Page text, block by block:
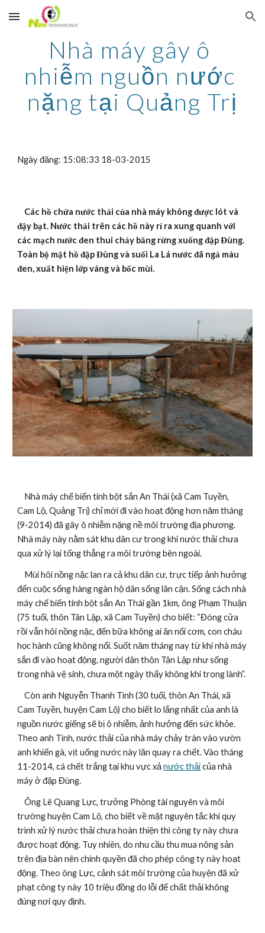
Skip to main content Skip to navigation
Nhà máy gây ô
nhiễm nguồn nước
nặng tại Quảng Trị
Ngày đăng: 15:08:33 18-03-2015
Các hồ chứa nước thải của nhà máy không được lót và
đậy bạt. Nước thải trên các hồ này rỉ ra xung quanh với
các mạch nước đen thui chảy băng rừng xuống đập Đùng.
Toàn bộ mặt hồ đập Đùng và suối La Lá nước đã ngả màu
đen, xuất hiện lớp váng và bốc mùi.
Cam Lộ, Quảng Trị) chỉ mới đi vào hoạt động hơn năm tháng
(9-2014) đã gây ô nhiễm nặng nề môi trường địa phương.
Nhà máy này nằm sát khu dân cư trong khi nước thải chưa
qua xử lý lại tống thẳng ra môi trường bên ngoài.
đến cuộc sống hàng ngàn hộ dân sống lân cận. Sống cách nhà
máy chế biến tinh bột sắn An Thái gần 1km, ông Phạm Thuận
(75 tuổi, thôn Tân Lập, xã Cam Tuyền) cho biết: “Đóng cửa
rồi vẫn hôi nồng nặc, đến bữa không ai ăn nổi cơm, con cháu
học hành cũng không nổi. Suốt năm tháng nay từ khi nhà máy
sắn đi vào hoạt động, người dân thôn Tân Lập như sống
trong nhà vệ sinh, chưa một ngày thấy không khí trong lành”.
    Còn anh Nguyễn Thanh Tình (30 tuổi, thôn An Thái, xã
Cam Tuyền, huyện Cam Lộ) cho biết lo lắng nhất của anh là
nguồn nước giếng sẽ bị ô nhiễm, ảnh hưởng đến sức khỏe.
Theo anh Tình, nước thải của nhà máy chảy tràn vào vườn
anh khiến gà, vịt uống nước này lăn quay ra chết. Vào tháng
11-2014, cá chết trắng tại khu vực xả nước thải của nhà
máy ở đập Đùng.
    Ông Lê Quang Lực, trưởng Phòng tài nguyên và môi
trường huyện Cam Lộ, cho biết về mặt nguyên tắc khi quy
trình xử lý nước thải chưa hoàn thiện thì công ty này chưa
được hoạt động. Tuy nhiên, do nhu cầu thu mua nông sản
trên địa bàn nên chính quyền đã cho phép công ty này hoạt
động. Theo ông Lực, cảnh sát môi trường của huyện đã xử
phạt công ty này 10 triệu đồng do lỗi để chất thải không
đúng nơi quy định.